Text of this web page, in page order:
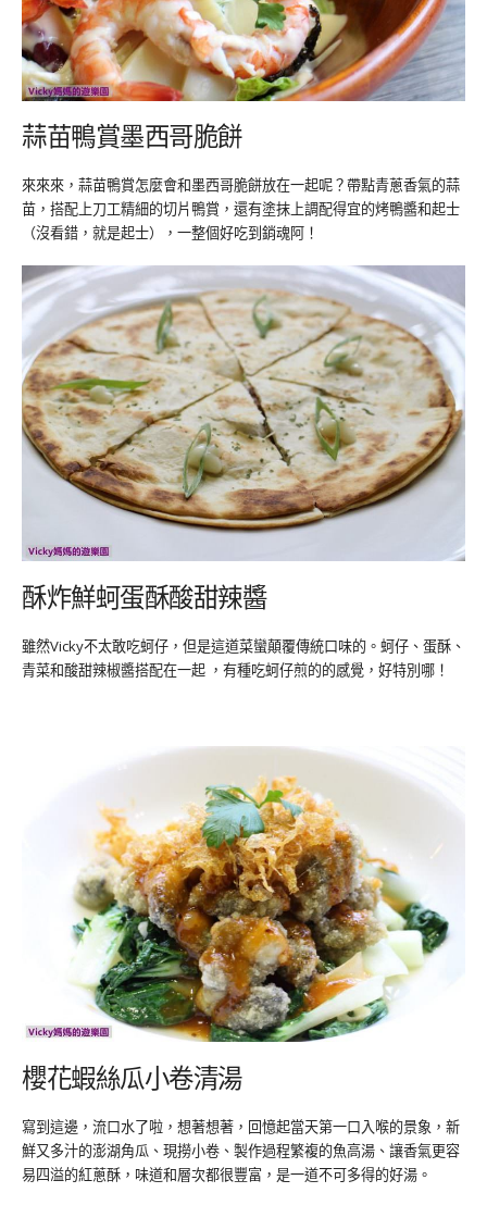
蒜苗鴨賞墨西哥脆餅
來來來，蒜苗鴨賞怎麼會和墨西哥脆餅放在一起呢？帶點青蔥香氣的蒜
苗，搭配上刀工精細的切片鴨賞，還有塗抹上調配得宜的烤鴨醬和起士
（沒看錯，就是起士），一整個好吃到銷魂阿！
酥炸鮮蚵蛋酥酸甜辣醬
雖然Vicky不太敢吃蚵仔，但是這道菜蠻顛覆傳統口味的。蚵仔、蛋酥、
青菜和酸甜辣椒醬搭配在一起 ，有種吃蚵仔煎的的感覺，好特別哪！
櫻花蝦絲瓜小卷清湯
寫到這邊，流口水了啦，想著想著，回憶起當天第一口入喉的景象，新
鮮又多汁的澎湖角瓜、現撈小卷、製作過程繁複的魚高湯、讓香氣更容
易四溢的紅蔥酥，味道和層次都很豐富，是一道不可多得的好湯。